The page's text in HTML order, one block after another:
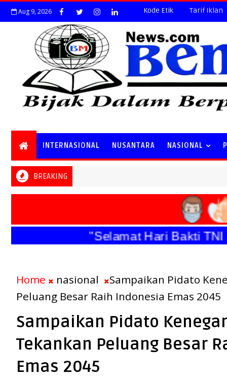
Aug 9, 2026 Kode Etik Tarif Iklan
INTERNASIONAL NUSANTARA NASIONAL
BREAKING
"Selamat Hari Bakti TNI
Home nasional
Sampaikan Pidato
Peluang Besar Raih Indonesia Emas 2045
Sampaikan Pidato
Tekankan Peluang Besar
Emas 2045